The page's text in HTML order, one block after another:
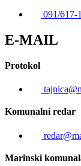
091/617-
E-MAIL
Protokol
Komunalni redar
Marinski